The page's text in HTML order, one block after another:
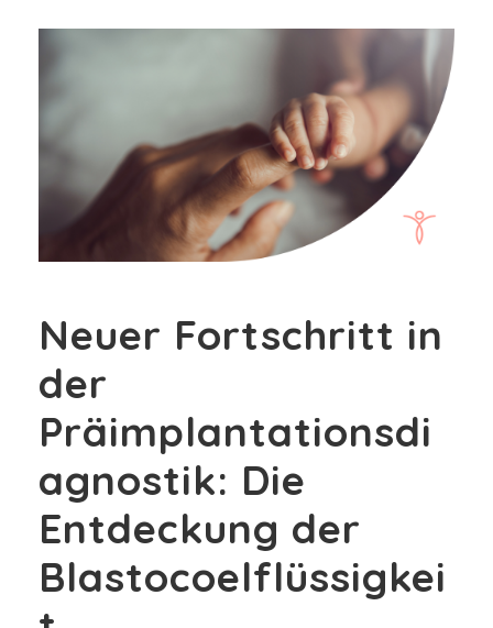
Neuer Fortschritt in
der
Präimplantationsdi
agnostik: Die
Entdeckung der
Blastocoelflüssigkei